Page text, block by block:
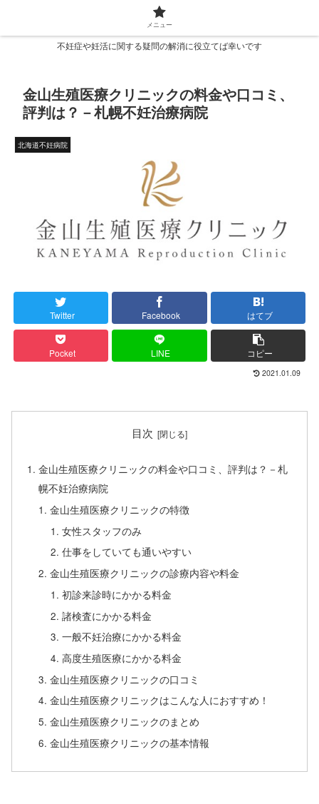
不妊症や妊活に関する疑問の解消に役立てば幸いです
金山生殖医療クリニックの料金や口コミ、
評判は？－札幌不妊治療病院
北海道不妊病院
Twitter Facebook はてブ
Pocket LINE コピー
2021.01.09
目次
金山生殖医療クリニックの料金や口コミ、評判は？－札
幌不妊治療病院
金山生殖医療クリニックの特徴
女性スタッフのみ
仕事をしていても通いやすい
金山生殖医療クリニックの診療内容や料金
初診来診時にかかる料金
諸検査にかかる料金
一般不妊治療にかかる料金
高度生殖医療にかかる料金
金山生殖医療クリニックの口コミ
金山生殖医療クリニックはこんな人におすすめ！
金山生殖医療クリニックのまとめ
金山生殖医療クリニックの基本情報
メニュー